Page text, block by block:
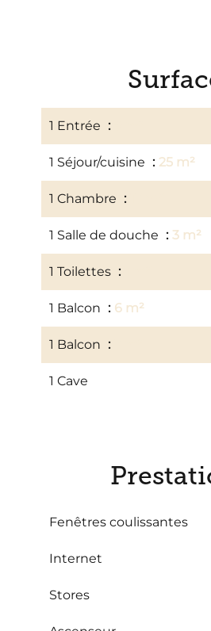
1 Entrée
1 Séjour/cuisine 25 m²
1 Chambre
1 Salle de douche 3 m²
1 Toilettes
1 Balcon 6 m²
1 Balcon
1 Cave
Fenêtres coulissantes
Internet
Stores